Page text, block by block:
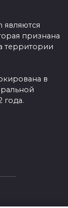
являются
признана
территории
в
года.